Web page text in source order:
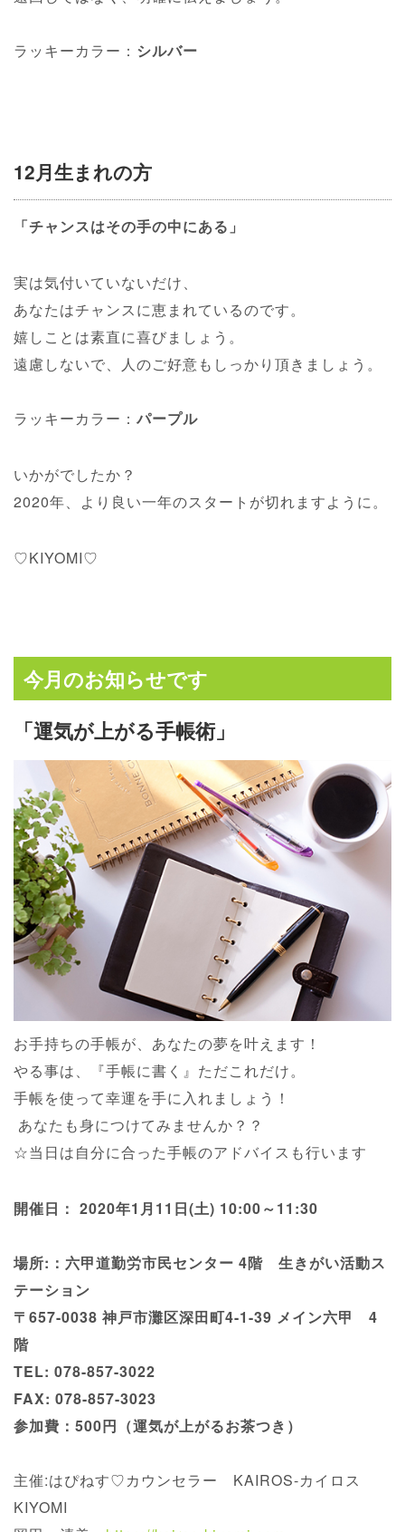
ラッキーカラー： シルバー
12月生まれの方
「チャンスはその手の中にある」
実は気付いていないだけ、
あなたはチャンスに恵まれているのです。
嬉しことは素直に喜びましょう。
遠慮しないで、人のご好意もしっかり頂きましょう。
ラッキーカラー： パープル
いかがでしたか？
2020年、より良い一年のスタートが切れますように。
♡KIYOMI♡
今月のお知らせです
「運気が上がる手帳術」
お手持ちの手帳が、あなたの夢を叶えます！
やる事は、『手帳に書く』ただこれだけ。
手帳を使って幸運を手に入れましょう！
あなたも身につけてみませんか？？
☆当日は自分に合った手帳のアドバイスも行います
開催日： 2020年1月11日(土) 10:00～11:30
場所:：六甲道勤労市民センター 4階 生きがい活動ス
テーション
〒657-0038 神戸市灘区深田町4-1-39 メイン六甲 4
階
TEL: 078-857-3022
FAX: 078-857-3023
参加費：500円（運気が上がるお茶つき）
主催:はぴねす♡カウンセラー KAIROS-カイロス
KIYOMI